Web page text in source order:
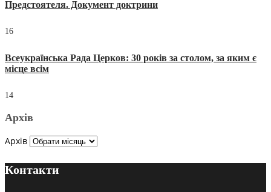
Предстоятеля. Документ доктрини
16
Всеукраїнська Рада Церков: 30 років за столом, за яким є
місце всім
14
Архів
Архів
Контакти